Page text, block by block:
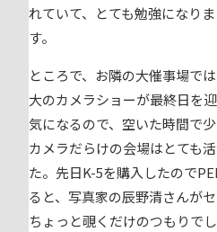
れていて、とても勉強になり
す。
ところで、お隣の大催事場で
大のカメラショーが最終日を
気になるので、空いた時間で
カメラだらけの会場はとても
た。先日K-5を購入したので
ると、写真家の辰野清さんが
ちょっと覗くだけのつもりで